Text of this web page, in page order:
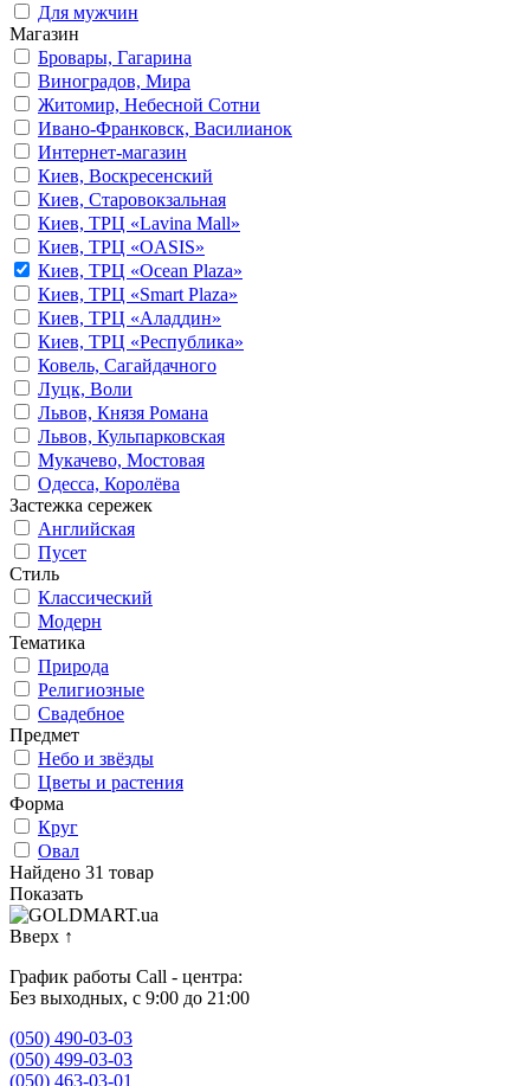
Для мужчин
Магазин
Бровары, Гагарина
Виноградов, Мира
Житомир, Небесной Сотни
Ивано-Франковск, Василианок
Интернет-магазин
Киев, Воскресенский
Киев, Старовокзальная
Киев, ТРЦ «Lavina Mall»
Киев, ТРЦ «OASIS»
Киев, ТРЦ «Ocean Plaza»
Киев, ТРЦ «Smart Plaza»
Киев, ТРЦ «Аладдин»
Киев, ТРЦ «Республика»
Ковель, Сагайдачного
Луцк, Воли
Львов, Князя Романа
Львов, Кульпарковская
Мукачево, Мостовая
Одесса, Королёва
Застежка сережек
Английская
Пусет
Стиль
Классический
Модерн
Тематика
Природа
Религиозные
Свадебное
Предмет
Небо и звёзды
Цветы и растения
Форма
Круг
Овал
Найдено 31 товар
Показать
Вверх ↑
График работы Call - центра:
Без выходных, с 9:00 до 21:00
(050) 490-03-03
(050) 499-03-03
(050) 463-03-01